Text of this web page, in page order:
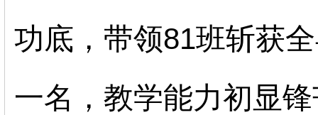
功底，带领81班斩获
一名，教学能力初显